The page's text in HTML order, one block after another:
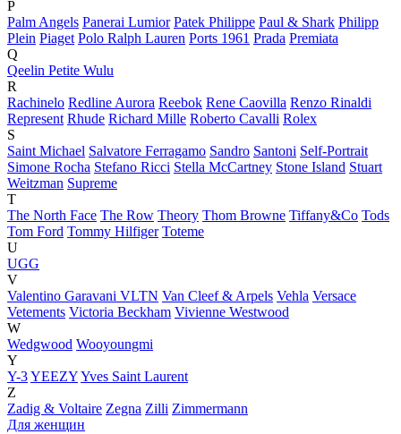
P
Palm Angels Panerai Lumior Patek Philippe Paul & Shark Philipp
Plein Piaget Polo Ralph Lauren Ports 1961 Prada Premiata
Q
Qeelin Petite Wulu
R
Rachinelo Redline Aurora Reebok Rene Caovilla Renzo Rinaldi
Represent Rhude Richard Mille Roberto Cavalli Rolex
S
Saint Michael Salvatore Ferragamo Sandro Santoni Self-Portrait
Simone Rocha Stefano Ricci Stella McCartney Stone Island Stuart
Weitzman Supreme
T
The North Face The Row Theory Thom Browne Tiffany&Co Tods
Tom Ford Tommy Hilfiger Toteme
U
UGG
V
Valentino Garavani VLTN Van Cleef & Arpels Vehla Versace
Vetements Victoria Beckham Vivienne Westwood
W
Wedgwood Wooyoungmi
Y
Y-3YEEZYYves Saint Laurent
Z
Zadig & Voltaire Zegna Zilli Zimmermann
Для женщин